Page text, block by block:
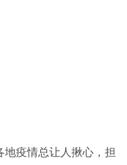
疫情总让人揪心，担